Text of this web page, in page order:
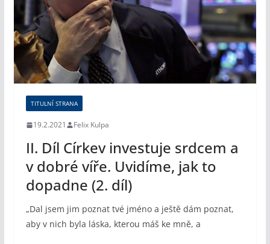
TITULNÍ STRANA
19.2.2021 Felix Kulpa
II. Díl Církev investuje srdcem a
v dobré víře. Uvidíme, jak to
dopadne (2. díl)
„Dal jsem jim poznat tvé jméno a ještě dám poznat,
aby v nich byla láska, kterou máš ke mně, a